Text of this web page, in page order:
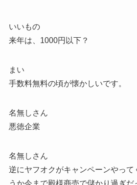
いいもの
来年は、1000円以下？
まい
手数料無料の頃が懐かしいです。
名無しさん
悪徳企業
名無しさん
逆にヤフオクがキャンペーンやって
うか今まで殿様商売で儲かり過ぎ